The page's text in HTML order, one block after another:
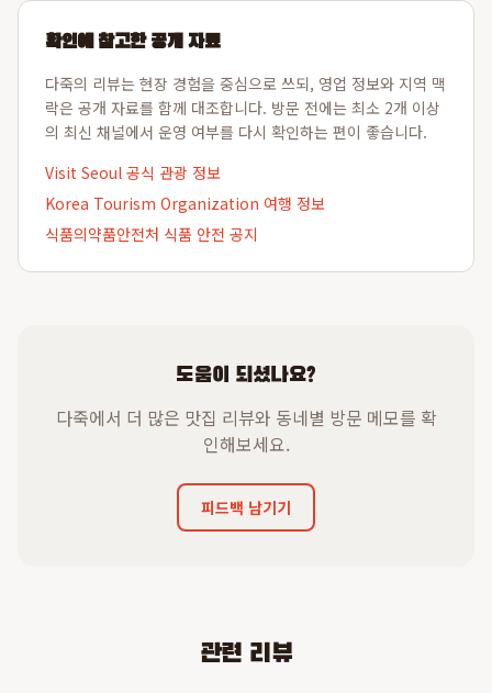
확인에 참고한 공개 자료
다죽의 리뷰는 현장 경험을 중심으로 쓰되, 영업 정보와 지역 맥
락은 공개 자료를 함께 대조합니다. 방문 전에는 최소 2개 이상
의 최신 채널에서 운영 여부를 다시 확인하는 편이 좋습니다.
Visit Seoul 공식 관광 정보
Korea Tourism Organization 여행 정보
식품의약품안전처 식품 안전 공지
도움이 되셨나요?
다죽에서 더 많은 맛집 리뷰와 동네별 방문 메모를 확
인해보세요.
피드백 남기기
관련 리뷰